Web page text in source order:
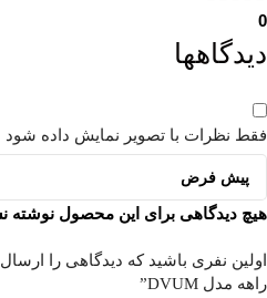
0
دیدگاهها
فقط نظرات با تصویر نمایش داده شود
هیچ دیدگاهی برای این محصول
اولین نفری باشید که دیدگاهی را
راهه مدل DVUM”